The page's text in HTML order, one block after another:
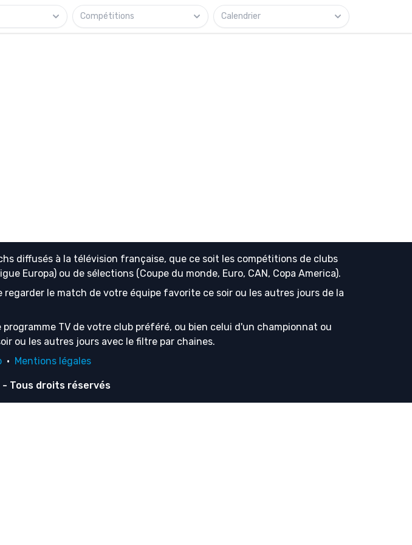
Compétitions Calendrier
diffusés à la télévision française, que ce soit les compétitions de clubs
Europa) ou de sélections (Coupe du monde, Euro, CAN, Copa America).
le match de votre équipe favorite ce soir ou les autres jours de la
TV de votre club préféré, ou bien celui d'un championnat ou
ou les autres jours avec le filtre par chaines.
· Mentions légales
- Tous droits réservés